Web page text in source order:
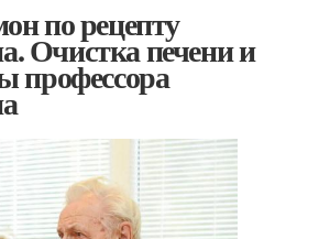
по рецепту
Очистка печени и
профессора